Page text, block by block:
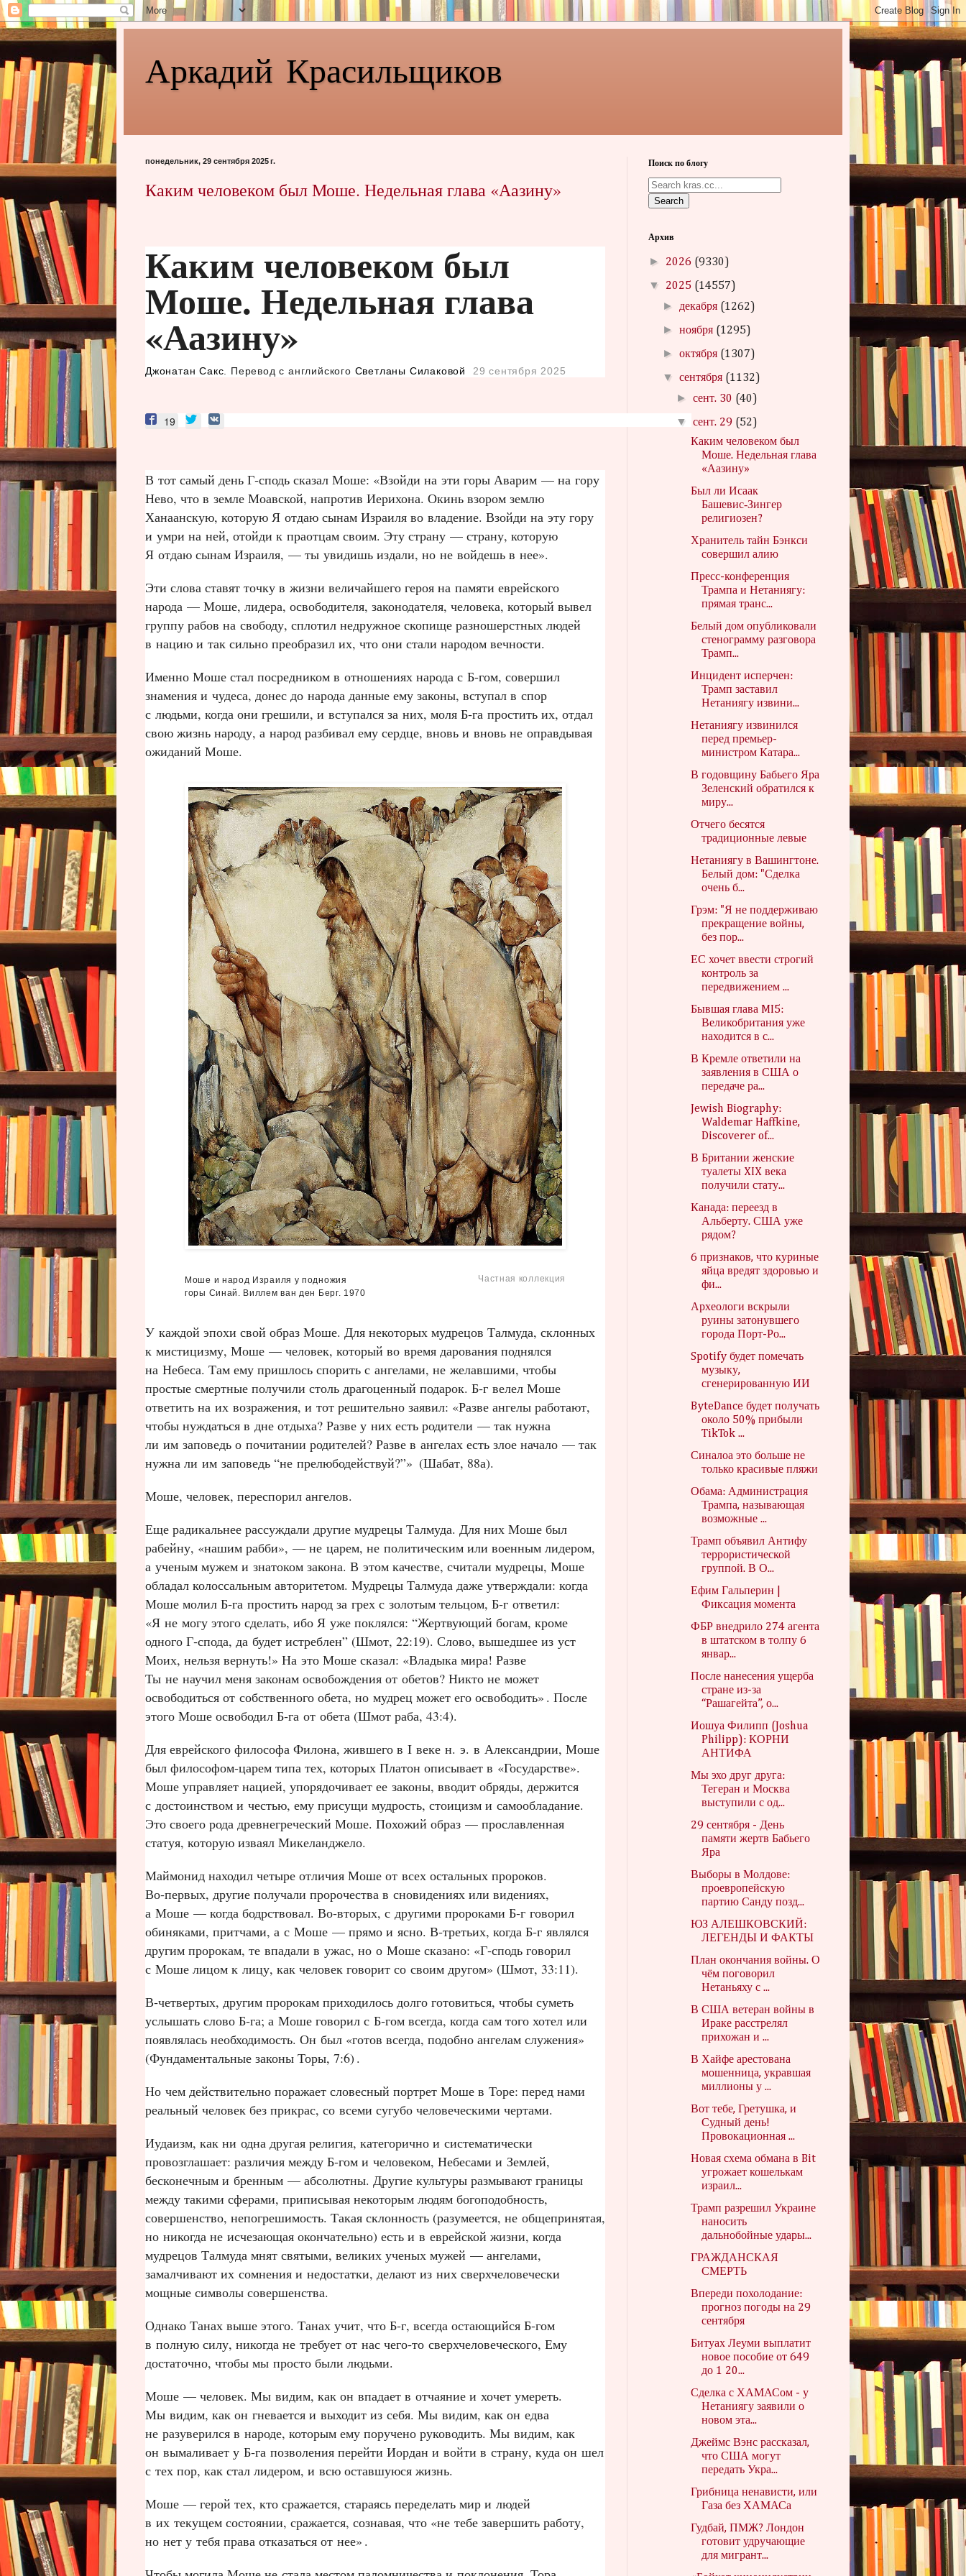
Аркадий Красильщиков
понедельник, 29 сентября 2025 г.
Каким человеком был Моше. Недельная глава «Аазину»
Каким человеком был
Моше. Недельная глава
«Аазину»
Джонатан Сакс . Перевод с английского Светланы Силаковой 29 сентября 2025
19
В тот самый день Г‑сподь сказал Моше: «Взойди на эти горы Аварим — на гору
Нево, что в земле Моавской, напротив Иерихона. Окинь взором землю
Ханаанскую, которую Я отдаю сынам Израиля во владение. Взойди на эту гору
и умри на ней, отойди к праотцам своим. Эту страну — страну, которую
Я отдаю сынам Израиля, — ты увидишь издали, но не войдешь в нее».
Эти слова ставят точку в жизни величайшего героя на памяти еврейского
народа — Моше, лидера, освободителя, законодателя, человека, который вывел
группу рабов на свободу, сплотил недружное скопище разношерстных людей
в нацию и так сильно преобразил их, что они стали народом вечности.
Именно Моше стал посредником в отношениях народа с Б‑гом, совершил
знамения и чудеса, донес до народа данные ему законы, вступал в спор
с людьми, когда они грешили, и вступался за них, моля Б‑га простить их, отдал
свою жизнь народу, а народ разбивал ему сердце, вновь и вновь не оправдывая
ожиданий Моше.
Моше и народ Израиля у подножия
горы Синай. Виллем ван ден Берг. 1970
Частная коллекция
У каждой эпохи свой образ Моше. Для некоторых мудрецов Талмуда, склонных
к мистицизму, Моше — человек, который во время дарования поднялся
на Небеса. Там ему пришлось спорить с ангелами, не желавшими, чтобы
простые смертные получили столь драгоценный подарок. Б‑г велел Моше
ответить на их возражения, и тот решительно заявил: «Разве ангелы работают,
чтобы нуждаться в дне отдыха? Разве у них есть родители — так нужна
ли им заповедь о почитании родителей? Разве в ангелах есть злое начало — так
нужна ли им заповедь “не прелюбодействуй?”» (Шабат, 88а).
Моше, человек, переспорил ангелов.
Еще радикальнее рассуждали другие мудрецы Талмуда. Для них Моше был
рабейну, «нашим рабби», — не царем, не политическим или военным лидером,
а ученым мужем и знатоком закона. В этом качестве, считали мудрецы, Моше
обладал колоссальным авторитетом. Мудрецы Талмуда даже утверждали: когда
Моше молил Б‑га простить народ за грех с золотым тельцом, Б‑г ответил:
«Я не могу этого сделать, ибо Я уже поклялся: “Жертвующий богам, кроме
одного Г‑спода, да будет истреблен” (Шмот, 22:19). Слово, вышедшее из уст
Моих, нельзя вернуть!» На это Моше сказал: «Владыка мира! Разве
Ты не научил меня законам освобождения от обетов? Никто не может
освободиться от собственного обета, но мудрец может его освободить». После
этого Моше освободил Б‑га от обета (Шмот раба, 43:4).
Для еврейского философа Филона, жившего в I веке н. э. в Александрии, Моше
был философом‑царем типа тех, которых Платон описывает в «Государстве».
Моше управляет нацией, упорядочивает ее законы, вводит обряды, держится
с достоинством и честью, ему присущи мудрость, стоицизм и самообладание.
Это своего рода древнегреческий Моше. Похожий образ — прославленная
статуя, которую изваял Микеланджело.
Маймонид находил четыре отличия Моше от всех остальных пророков.
Во‑первых, другие получали пророчества в сновидениях или видениях,
а Моше — когда бодрствовал. Во‑вторых, с другими пророками Б‑г говорил
обиняками, притчами, а с Моше — прямо и ясно. В‑третьих, когда Б‑г являлся
другим пророкам, те впадали в ужас, но о Моше сказано: «Г‑сподь говорил
с Моше лицом к лицу, как человек говорит со своим другом» (Шмот, 33:11).
В‑четвертых, другим пророкам приходилось долго готовиться, чтобы суметь
услышать слово Б‑га; а Моше говорил с Б‑гом всегда, когда сам того хотел или
появлялась необходимость. Он был «готов всегда, подобно ангелам служения»
(Фундаментальные законы Торы, 7:6).
Но чем действительно поражает словесный портрет Моше в Торе: перед нами
реальный человек без прикрас, со всеми сугубо человеческими чертами.
Иудаизм, как ни одна другая религия, категорично и систематически
провозглашает: различия между Б‑гом и человеком, Небесами и Землей,
бесконечным и бренным — абсолютны. Другие культуры размывают границы
между такими сферами, приписывая некоторым людям богоподобность,
совершенство, непогрешимость. Такая склонность (разумеется, не общепринятая,
но никогда не исчезающая окончательно) есть и в еврейской жизни, когда
мудрецов Талмуда мнят святыми, великих ученых мужей — ангелами,
замалчивают их сомнения и недостатки, делают из них сверхчеловечески
мощные символы совершенства.
Однако Танах выше этого. Танах учит, что Б‑г, всегда остающийся Б‑гом
в полную силу, никогда не требует от нас чего‑то сверхчеловеческого, Ему
достаточно, чтобы мы просто были людьми.
Моше — человек. Мы видим, как он впадает в отчаяние и хочет умереть.
Мы видим, как он гневается и выходит из себя. Мы видим, как он едва
не разуверился в народе, которым ему поручено руководить. Мы видим, как
он вымаливает у Б‑га позволения перейти Иордан и войти в страну, куда он шел
с тех пор, как стал лидером, и всю оставшуюся жизнь.
Моше — герой тех, кто сражается, стараясь переделать мир и людей
в их текущем состоянии, сражается, сознавая, что «не тебе завершить работу,
но нет у тебя права отказаться от нее».
Поиск по блогу
Search
Архив
► 2026 (9330)
▼ 2025 (14557)
► декабря (1262)
►ноября (1295)
►октября (1307)
▼сентября (1132)
►сент. 30 (40)
▼сент. 29 (52)
Каким человеком был
Моше. Недельная глава
«Аазину»
Был ли Исаак
Башевис‑Зингер
религиозен?
Хранитель тайн Бэнкси
совершил алию
Пресс-конференция
Трампа и Нетаниягу:
прямая транс...
Белый дом опубликовали
стенограмму разговора
Трамп...
Инцидент исперчен:
Трамп заставил
Нетаниягу извини...
Нетаниягу извинился
перед премьер-
министром Катара...
В годовщину Бабьего Яра
Зеленский обратился к
миру...
Отчего бесятся
традиционные левые
Нетаниягу в Вашингтоне.
Белый дом: "Сделка
очень б...
Грэм: "Я не поддерживаю
прекращение войны,
без пор...
ЕС хочет ввести строгий
контроль за
передвижением ...
Бывшая глава MI5:
Великобритания уже
находится в с...
В Кремле ответили на
заявления в США о
передаче ра...
Jewish Biography:
Waldemar Haffkine,
Discoverer of...
В Британии женские
туалеты XIX века
получили стату...
Канада: переезд в
Альберту. США уже
рядом?
6 признаков, что куриные
яйца вредят здоровью и
фи...
Археологи вскрыли
руины затонувшего
города Порт-Ро...
Spotify будет помечать
музыку,
сгенерированную ИИ
ByteDance будет получать
около 50% прибыли
TikTok ...
Синалоа это больше не
только красивые пляжи
Обама: Администрация
Трампа, называющая
возможные ...
Трамп объявил Антифу
террористической
группой. В О...
Ефим Гальперин |
Фиксация момента
ФБР внедрило 274 агента
в штатском в толпу 6
январ...
После нанесения ущерба
стране из-за
“Рашагейта”, о...
Иошуа Филипп (Joshua
Philipp): КОРНИ
АНТИФА
Мы эхо друг друга:
Тегеран и Москва
выступили с од...
29 сентября - День
памяти жертв Бабьего
Яра
Выборы в Молдове:
проевропейскую
партию Санду позд...
ЮЗ АЛЕШКОВСКИЙ:
ЛЕГЕНДЫ И ФАКТЫ
План окончания войны. О
чём поговорил
Нетаньяху с ...
В США ветеран войны в
Ираке расстрелял
прихожан и ...
В Хайфе арестована
мошенница, укравшая
миллионы у ...
Вот тебе, Гретушка, и
Судный день!
Провокационная ...
Новая схема обмана в Bit
угрожает кошелькам
израил...
Трамп разрешил Украине
наносить
дальнобойные удары...
ГРАЖДАНСКАЯ
СМЕРТЬ
Впереди похолодание:
прогноз погоды на 29
сентября
Битуах Леуми выплатит
новое пособие от 649
до 1 20...
Сделка с ХАМАСом - у
Нетаниягу заявили о
новом эта...
Джеймс Вэнс рассказал,
что США могут
передать Укра...
Грибница ненависти, или
Газа без ХАМАСа
Гудбай, ПМЖ? Лондон
готовит удручающие
для мигрант...